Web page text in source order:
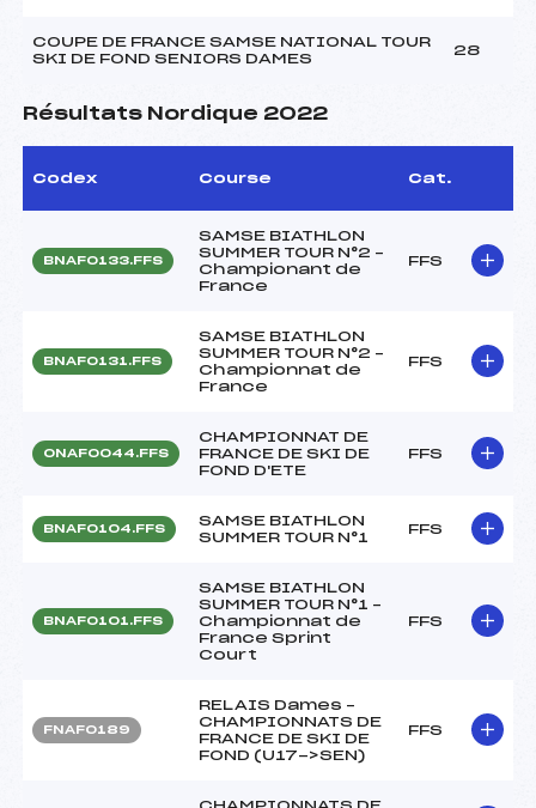
COUPE DE FRANCE SAMSE NATIONAL TOUR
SKI DE FOND SENIORS DAMES
28
Résultats Nordique 2022
Codex Course Cat.
BNAF0133.FFS
SAMSE BIATHLON
SUMMER TOUR N°2 –
Championant de
France
FFS
BNAF0131.FFS
SAMSE BIATHLON
SUMMER TOUR N°2 –
Championnat de
France
FFS
ONAF0044.FFS
CHAMPIONNAT DE
FRANCE DE SKI DE
FOND D'ETE
FFS
BNAF0104.FFS
SAMSE BIATHLON
SUMMER TOUR N°1
FFS
BNAF0101.FFS
SAMSE BIATHLON
SUMMER TOUR N°1 –
Championnat de
France Sprint
Court
FFS
FNAF0189
RELAIS Dames –
CHAMPIONNATS DE
FRANCE DE SKI DE
FOND (U17->SEN)
FFS
CHAMPIONNATS DE